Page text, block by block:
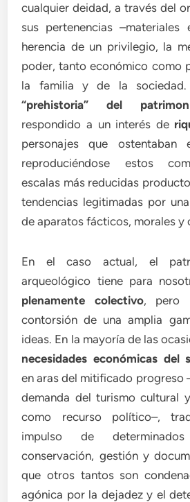
cualquier deidad, a través del
sus pertenencias –materiales
herencia de un privilegio, la
poder, tanto económico como
la familia y de la
“prehistoria” del
respondido a un interés de
personajes que
reproduciéndose estos
escalas más reducidas
tendencias legitimadas por
de aparatos fácticos, morales y
En el caso actual, el
arqueológico tiene para
plenamente colectivo, pero
contorsión de una amplia
ideas. En la mayoría de las
necesidades económicas del
en aras del mitificado progreso
demanda del turismo cultural
como recurso político–,
impulso de
conservación, gestión y
que otros tantos son
agónica por la dejadez y el